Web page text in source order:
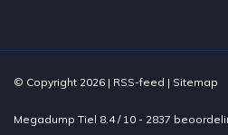
© Copyright 2026 | RSS-feed | Sitemap
Megadump Tiel 8.4/ 10 - 2837